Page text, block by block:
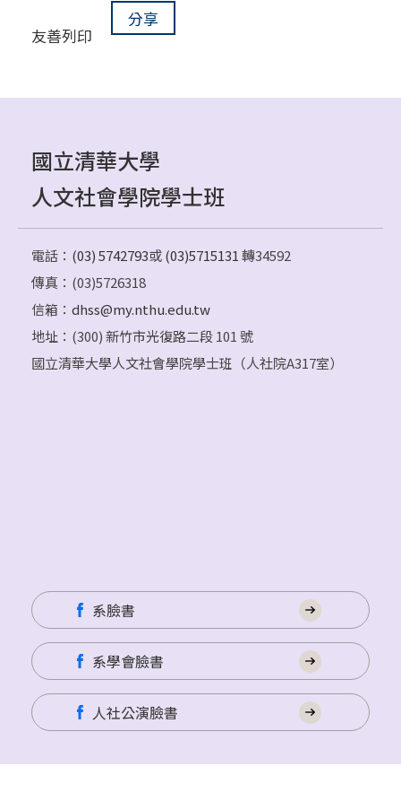
友善列印
分享
國立清華大學
人文社會學院學士班
電話： (03) 5742793或(03)5715131 轉34592
傳真：(03)5726318
信箱： dhss@my.nthu.edu.tw
地址：(300) 新竹市光復路二段 101 號
國立清華大學人文社會學院學士班（人社院A317室）
系臉書
系學會臉書
人社公演臉書